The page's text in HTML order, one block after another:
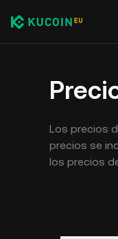
Los precios
precios se
los precios